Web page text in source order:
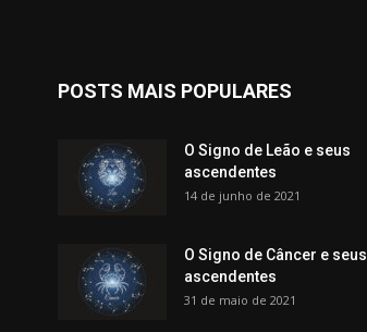
POSTS MAIS POPULARES
O Signo de Leão e seus
ascendentes
14 de junho de 2021
O Signo de Câncer e seus
ascendentes
31 de maio de 2021